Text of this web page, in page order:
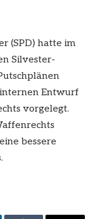
(SPD) hatte im
Silvester-
internen Entwurf
vorgelegt.
bessere